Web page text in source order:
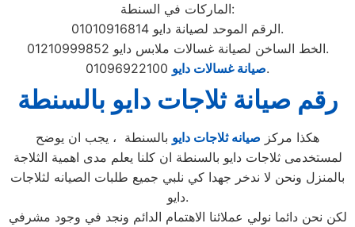
الماركات في السنطة:
الرقم الموحد لصيانة دايو 01010916814.
الخط الساخن لصيانة غسالات ملابس دايو 01210999852.
صيانة غسالات دايو01096922100.
رقم صيانة ثلاجات دايو بالسنطة
هكذا مركز صيانه ثلاجات دايو بالسنطة ، يجب ان يوضح
لمستخدمى ثلاجات دايو بالسنطة ان كلنا يعلم مدى اهمية الثلاجة
بالمنزل ونحن لا ندخر جهدا كي نلبي جميع طلبات الصيانه لثلاجات
دايو.
لكن نحن دائما نولي عملائنا الاهتمام الدائم ونجد في وجود مشرفي